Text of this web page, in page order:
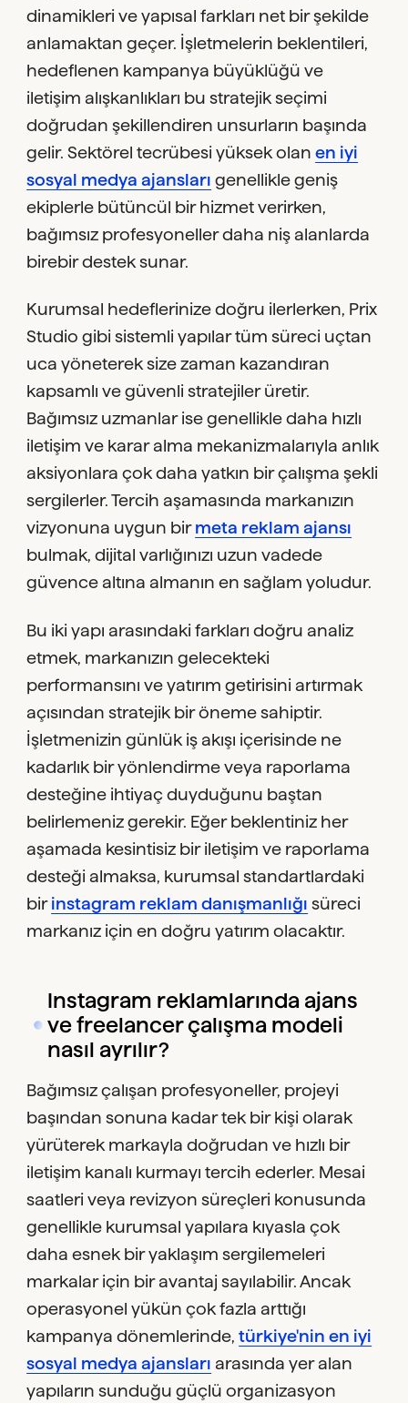
dinamikleri ve yapısal farkları net bir şekilde
anlamaktan geçer. İşletmelerin beklentileri,
hedeflenen kampanya büyüklüğü ve
iletişim alışkanlıkları bu stratejik seçimi
doğrudan şekillendiren unsurların başında
gelir. Sektörel tecrübesi yüksek olanen iyi
sosyal medya ajansları genellikle geniş
ekiplerle bütüncül bir hizmet verirken,
bağımsız profesyoneller daha niş alanlarda
birebir destek sunar.
Kurumsal hedeflerinize doğru ilerlerken, Prix
Studio gibi sistemli yapılar tüm süreci uçtan
uca yöneterek size zaman kazandıran
kapsamlı ve güvenli stratejiler üretir.
Bağımsız uzmanlar ise genellikle daha hızlı
iletişim ve karar alma mekanizmalarıyla anlık
aksiyonlara çok daha yatkın bir çalışma şekli
sergilerler. Tercih aşamasında markanızın
vizyonuna uygun bir meta reklam ajansı
bulmak, dijital varlığınızı uzun vadede
güvence altına almanın en sağlam yoludur.
Bu iki yapı arasındaki farkları doğru analiz
etmek, markanızın gelecekteki
performansını ve yatırım getirisini artırmak
açısından stratejik bir öneme sahiptir.
İşletmenizin günlük iş akışı içerisinde ne
kadarlık bir yönlendirme veya raporlama
desteğine ihtiyaç duyduğunu baştan
belirlemeniz gerekir. Eğer beklentiniz her
aşamada kesintisiz bir iletişim ve raporlama
desteği almaksa, kurumsal standartlardaki
bir instagram reklam danışmanlığı süreci
markanız için en doğru yatırım olacaktır.
Instagram reklamlarında ajans
ve freelancer çalışma modeli
nasıl ayrılır?
Bağımsız çalışan profesyoneller, projeyi
başından sonuna kadar tek bir kişi olarak
yürüterek markayla doğrudan ve hızlı bir
iletişim kanalı kurmayı tercih ederler. Mesai
saatleri veya revizyon süreçleri konusunda
genellikle kurumsal yapılara kıyasla çok
daha esnek bir yaklaşım sergilemeleri
markalar için bir avantaj sayılabilir. Ancak
operasyonel yükün çok fazla arttığı
kampanya dönemlerinde,türkiye'nin en iyi
sosyal medya ajansları arasında yer alan
yapıların sunduğu güçlü organizasyon